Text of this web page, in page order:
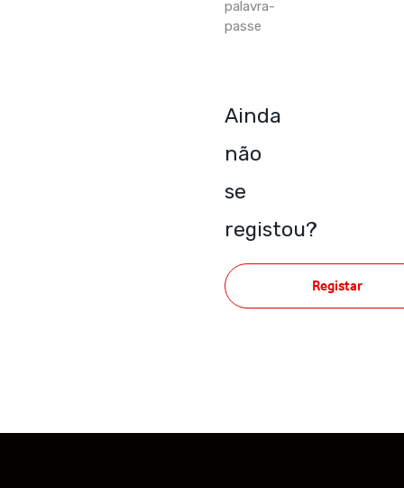
palavra-
passe
Ainda
não
se
registou?
Registar